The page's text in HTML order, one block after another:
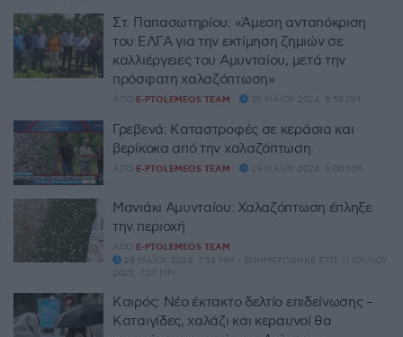
Στ. Παπασωτηρίου: «Άμεση ανταπόκριση
του ΕΛΓΑ για την εκτίμηση ζημιών σε
καλλιέργειες του Αμυνταίου, μετά την
πρόσφατη χαλαζόπτωση»
ΑΠΌ E-PTOLEMEOS TEAM 30 ΜΑΪ́ΟΥ 2024, 8:55 ΠΜ
Γρεβενά: Καταστροφές σε κεράσια και
βερίκοκα από την χαλαζόπτωση
ΑΠΌ E-PTOLEMEOS TEAM 29 ΜΑΪ́ΟΥ 2024, 6:00 ΜΜ
Μανιάκι Αμυνταίου: Χαλαζόπτωση έπληξε
την περιοχή
ΑΠΌ E-PTOLEMEOS TEAM
28 ΜΑΪ́ΟΥ 2024, 7:53 ΜΜ - ΕΝΗΜΕΡΏΘΗΚΕ ΣΤΙΣ 11 ΙΟΥΛΊΟΥ
2025, 7:27 ΜΜ
Καιρός: Νέο έκτακτο δελτίο επιδείνωσης –
Καταιγίδες, χαλάζι και κεραυνοί θα